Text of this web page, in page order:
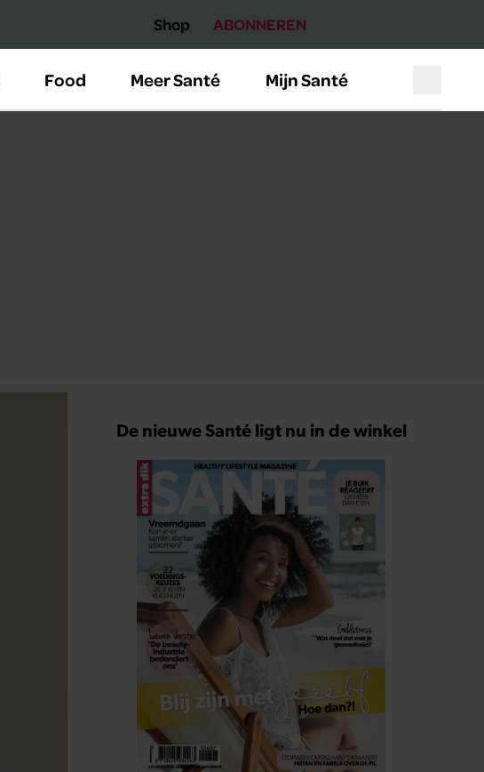
Shop ABONNEREN
Food Meer Santé Mijn Santé
De nieuwe Santé ligt nu in de winkel